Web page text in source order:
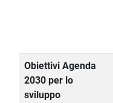
Obiettivi Agenda
2030 per lo
sviluppo